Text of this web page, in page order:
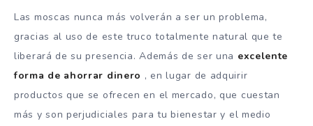
Las moscas nunca más volverán a ser un problema,
gracias al uso de este truco totalmente natural que te
liberará de su presencia. Además de ser una excelente
forma de ahorrar dinero , en lugar de adquirir
productos que se ofrecen en el mercado, que cuestan
más y son perjudiciales para tu bienestar y el medio